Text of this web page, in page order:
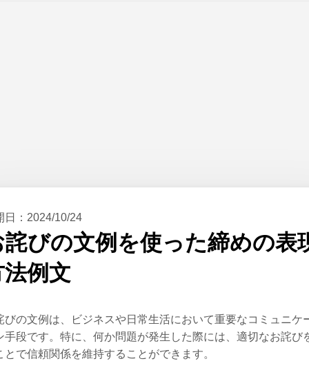
日： 2024/10/24
詫びの文例を使った締めの表
法例文
びの文例は、ビジネスや日常生活において重要なコミュニケ
手段です。特に、何か問題が発生した際には、適切なお詫び
とで信頼関係を維持することができます。